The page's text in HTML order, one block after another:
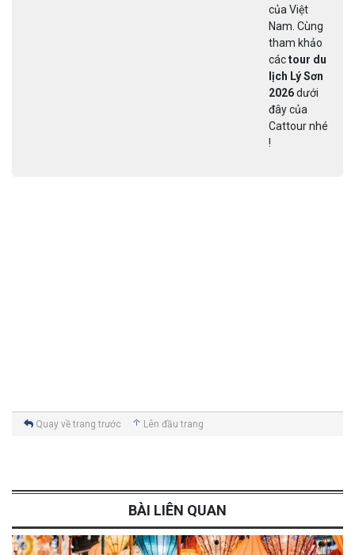
trong vẻ
mộng mơ
giữa lòng
xứ Huế hay
hòa mình
vào không
khí sôi
động tại
Quay về trang trước Lên đầu trang
BÀI LIÊN QUAN